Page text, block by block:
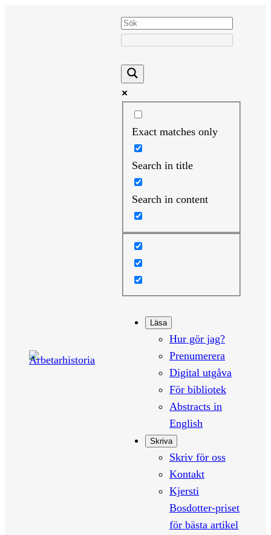
Exact matches only
Search in title
Search in content
Läsa
Hur gör jag?
Prenumerera
Digital utgåva
För bibliotek
Abstracts in
English
Skriva
Skriv för oss
Kontakt
Kjersti
Bosdotter-priset
för bästa artikel